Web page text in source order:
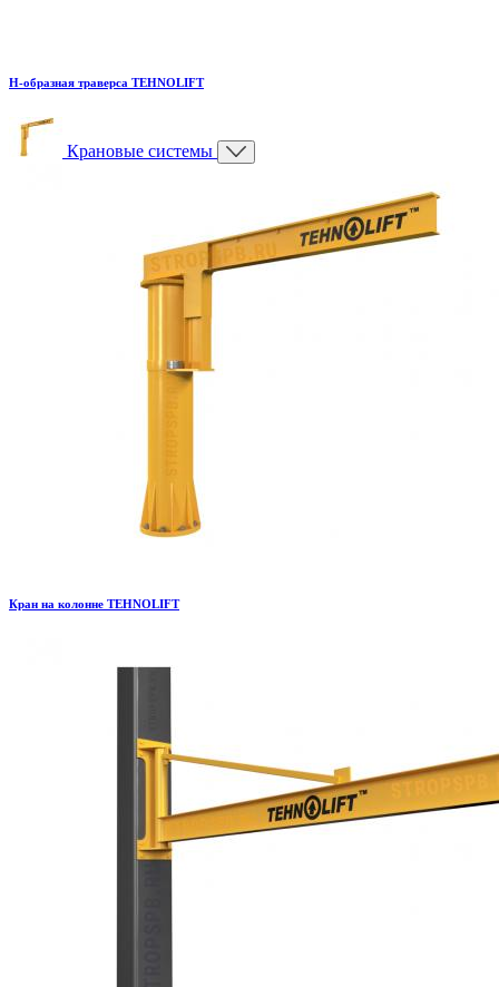
H-образная траверса TEHNOLIFT
Крановые системы
Кран на колонне TEHNOLIFT